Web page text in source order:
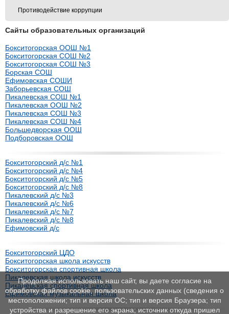
Противодействие коррупции
Сайты образовательных организаций
Бокситогорская ООШ №1
Бокситогорская СОШ №2
Бокситогорская СОШ №3
Борская СОШ
Ефимовская СОШИ
Заборьевская СОШ
Пикалевская СОШ №1
Пикалевская ООШ №2
Пикалевская СОШ №3
Пикалевская СОШ №4
Большедворская ООШ
Подборовская ООШ
Бокситогорский д/с №1
Бокситогорский д/с №4
Бокситогорский д/с №5
Бокситогорский д/с №8
Пикалевский д/с №3
Пикалевский д/с №6
Пикалевский д/с №7
Пикалевский д/с №8
Ефимовский д/с
Бокситогорский ЦДО
Бокситогорская школа искусств
Бокситогорская спортивная школа
Пикалевская школа искусств
Пикалевская спортивная школа
Ефимовская музыкальная школа
Продолжая использовать наш сайт, вы даете согласие на
обработку файлов cookie, пользовательских данных (сведения о
местоположении; тип и версия ОС; тип и версия Браузера; тип
устройства и разрешение его экрана; источник откуда пришел